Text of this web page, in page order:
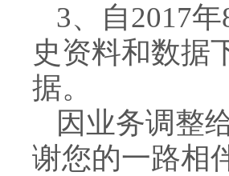
3、自2017
史资料和数据
据。
因业务调整
谢您的一路相